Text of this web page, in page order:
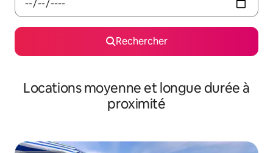
Rechercher
Locations moyenne et longue durée à
proximité